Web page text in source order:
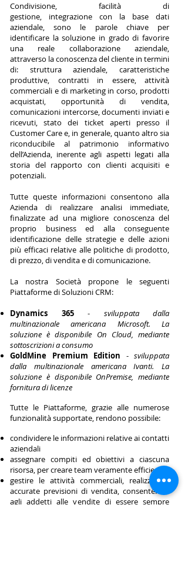
Condivisione, facilità di
gestione, integrazione con la base dati
aziendale, sono le parole chiave per
identificare la soluzione in grado di favorire
una reale collaborazione aziendale,
attraverso la conoscenza del cliente in termini
di: struttura aziendale, caratteristiche
produttive, contratti in essere, attività
commerciali e di marketing in corso, prodotti
acquistati, opportunità di vendita,
comunicazioni intercorse, documenti inviati e
ricevuti, stato dei ticket aperti presso il
Customer Care e, in generale, quanto altro sia
riconducibile al patrimonio informativo
dell’Azienda, inerente agli aspetti legati alla
storia del rapporto con clienti acquisiti e
potenziali.
Tutte queste informazioni consentono alla
Azienda di realizzare analisi immediate,
finalizzate ad una migliore conoscenza del
proprio business ed alla conseguente
identificazione delle strategie e delle azioni
più efficaci relative alle politiche di prodotto,
di prezzo, di vendita e di comunicazione.
La nostra Società propone le seguenti
Piattaforme di Soluzioni CRM:
Dynamics 365- sviluppata dalla
multinazionale americana Microsoft. La
soluzione è disponibile On Cloud, mediante
sottoscrizioni a consumo
GoldMine Premium Edition - sviluppata
dalla multinazionale americana Ivanti. La
soluzione è disponibile OnPremise, mediante
fornitura di licenze
Tutte le Piattaforme, grazie alle numerose
funzionalità supportate, rendono possibile:
condividere le informazioni relative ai contatti
aziendali
assegnare compiti ed obiettivi a ciascuna
risorsa, per creare team veramente efficienti
gestire le attività commerciali, realizzando
accurate previsioni di vendita, consentendo
agli addetti alle vendite di essere sempre